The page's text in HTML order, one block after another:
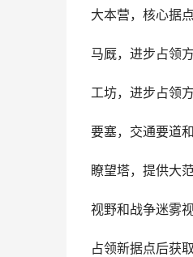
大本营，核心据
马厩，进步占领
工坊，进步占领
要塞，交通要道
瞭望塔，提供大
视野和战争迷雾
占领新据点后获